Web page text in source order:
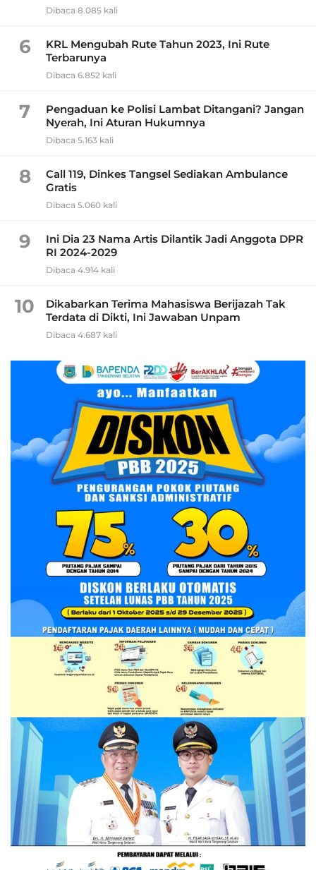
Dibaca 8.085 kali
6
KRL Mengubah Rute Tahun 2023, Ini Rute
Terbarunya
Dibaca 6.852 kali
7
Pengaduan ke Polisi Lambat Ditangani? Jangan
Nyerah, Ini Aturan Hukumnya
Dibaca 5.163 kali
8
Call 119, Dinkes Tangsel Sediakan Ambulance
Gratis
Dibaca 5.060 kali
9
Ini Dia 23 Nama Artis Dilantik Jadi Anggota DPR
RI 2024-2029
Dibaca 4.914 kali
10
Dikabarkan Terima Mahasiswa Berijazah Tak
Terdata di Dikti, Ini Jawaban Unpam
Dibaca 4.687 kali